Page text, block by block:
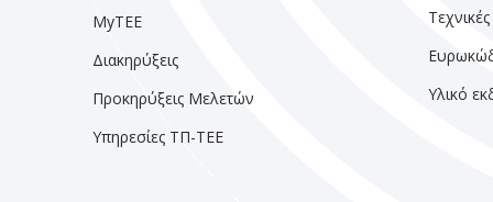
MyTEE
Διακηρύξεις
Προκηρύξεις Μελετών
Υπηρεσίες ΤΠ-ΤΕΕ
Υλικό